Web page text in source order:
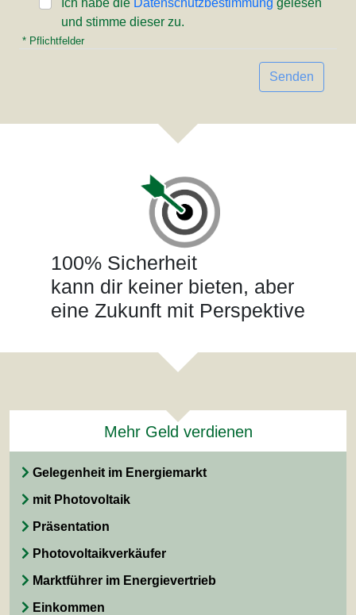
Ich habe die Datenschutzbestimmung gelesen
und stimme dieser zu.
* Pflichtfelder
Senden
100% Sicherheit
kann dir keiner bieten, aber
eine Zukunft mit Perspektive
Mehr Geld verdienen
Gelegenheit im Energiemarkt
mit Photovoltaik
Präsentation
Photovoltaikverkäufer
Marktführer im Energievertrieb
Einkommen